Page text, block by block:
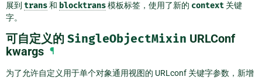
展到 trans和 blocktrans模板标签，使用了新的 context 关键
字。
可自定义的 SingleObjectMixin URLConf
kwargs ¶
为了允许自定义用于单个对象通用视图的 URLconf 关键字参数，新增